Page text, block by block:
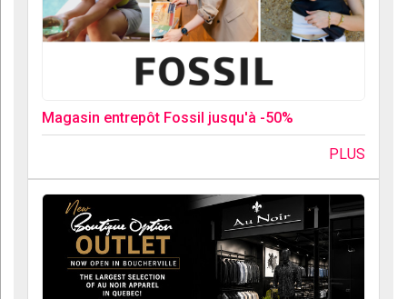
Magasin entrepôt Fossil jusqu'à -50%
PLUS